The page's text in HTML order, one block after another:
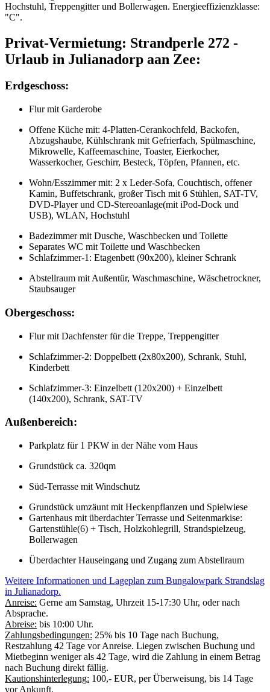
Hochstuhl, Treppengitter und Bollerwagen. Energie­effizienz­klasse:
"C".
Privat-Vermietung: Strandperle 272 -
Urlaub in Julianadorp aan Zee:
Erdgeschoss:
Flur mit Garderobe
Offene Küche mit: 4-Platten-Cerankochfeld, Backofen,
Abzugshaube, Kühlschrank mit Gefrierfach, Spülmaschine,
Mikrowelle, Kaffeemaschine, Toaster, Eierkocher,
Wasserkocher, Geschirr, Besteck, Töpfen, Pfannen, etc.
Wohn/Esszimmer mit: 2 x Leder-Sofa, Couchtisch, offener
Kamin, Buffetschrank, großer Tisch mit 6 Stühlen, SAT-TV,
DVD-Player und CD-Stereoanlage(mit iPod-Dock und
USB), WLAN, Hochstuhl
Badezimmer mit Dusche, Waschbecken und Toilette
Separates WC mit Toilette und Waschbecken
Schlafzimmer-1: Etagenbett (90x200), kleiner Schrank
Abstellraum mit Außentür, Waschmaschine, Wäschetrockner,
Staubsauger
Obergeschoss:
Flur mit Dachfenster für die Treppe, Treppengitter
Schlafzimmer-2: Doppelbett (2x80x200), Schrank, Stuhl,
Kinderbett
Schlafzimmer-3: Einzelbett (120x200) + Einzelbett
(140x200), Schrank, SAT-TV
Außenbereich:
Parkplatz für 1 PKW in der Nähe vom Haus
Grundstück ca. 320qm
Süd-Terrasse mit Windschutz
Grundstück umzäunt mit Heckenpflanzen und Spielwiese
Gartenhaus mit überdachter Terrasse und Seitenmarkise:
Gartenstühle(6) + Tisch, Holzkohlegrill, Strandspielzeug,
Bollerwagen
Überdachter Hauseingang und Zugang zum Abstellraum
Weitere Informationen und Lageplan zum Bungalowpark Strandslag
in Julianadorp.
Anreise: Gerne am Samstag, Uhrzeit 15-17:30 Uhr, oder nach
Absprache.
Abreise: bis 10:00 Uhr.
Zahlungsbedingungen: 25% bis 10 Tage nach Buchung,
Restzahlung 42 Tage vor Anreise. Liegen zwischen Buchung und
Mietbeginn weniger als 42 Tage, wird die Zahlung in einem Betrag
nach Buchung direkt fällig.
Kautionshinterlegung: 100,- EUR, per Überweisung, bis 14 Tage
vor Ankunft.